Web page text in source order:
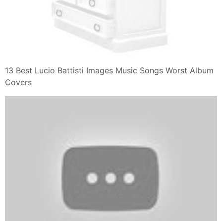
13 Best Lucio Battisti Images Music Songs Worst Album
Covers